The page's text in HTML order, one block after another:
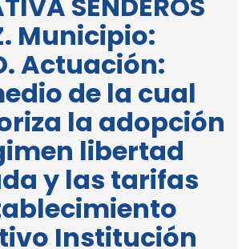
Municipio:
Actuación:
de la cual
la adopción
libertad
y las tarifas
Institución